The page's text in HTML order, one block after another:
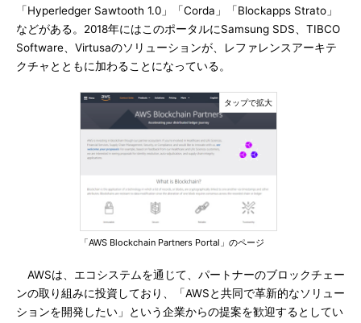
「Hyperledger Sawtooth 1.0」「Corda」「Blockapps Strato」
などがある。2018年にはこのポータルにSamsung SDS、TIBCO
Software、Virtusaのソリューションが、レファレンスアーキテ
クチャとともに加わることになっている。
「AWS Blockchain Partners Portal」のページ
AWSは、エコシステムを通じて、パートナーのブロックチェー
ンの取り組みに投資しており、「AWSと共同で革新的なソリュー
ションを開発したい」という企業からの提案を歓迎するとしてい